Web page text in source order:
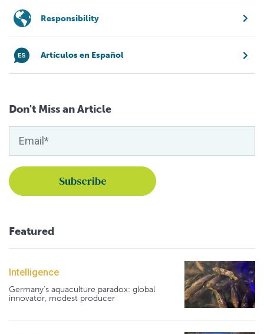
Responsibility
Artículos en Español
Don't Miss an Article
Featured
Intelligence
Germany's aquaculture paradox: global
innovator, modest producer